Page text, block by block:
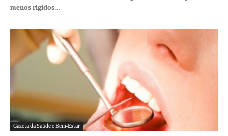
menos rígidos...
Gazeta da Saúde e Bem-Estar